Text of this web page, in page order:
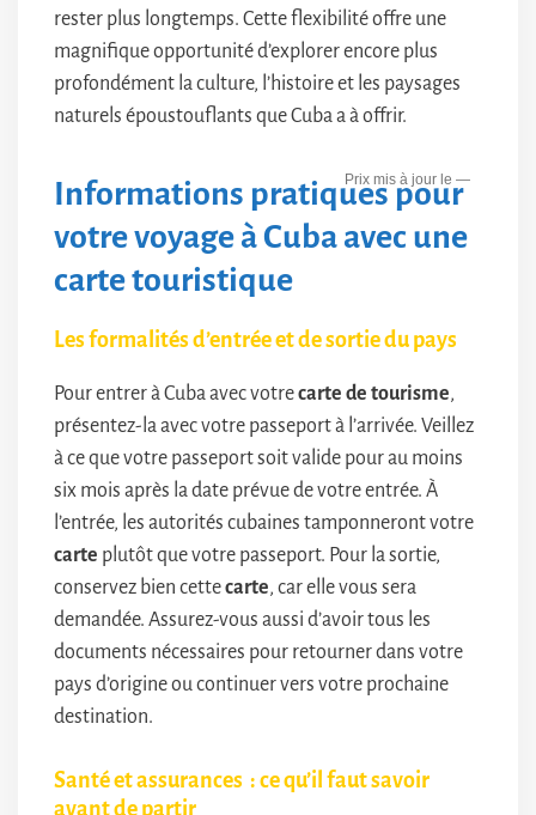
rester plus longtemps. Cette flexibilité offre une
magnifique opportunité d’explorer encore plus
profondément la culture, l’histoire et les paysages
naturels époustouflants que Cuba a à offrir.
—
Informations pratiques pour
votre voyage à Cuba avec une
carte touristique
Les formalités d’entrée et de sortie du pays
Pour entrer à Cuba avec votrecarte de tourisme,
présentez-la avec votre passeport à l’arrivée. Veillez
à ce que votre passeport soit valide pour au moins
six mois après la date prévue de votre entrée. À
l’entrée, les autorités cubaines tamponneront votre
carte plutôt que votre passeport. Pour la sortie,
conservez bien cettecarte, car elle vous sera
demandée. Assurez-vous aussi d’avoir tous les
documents nécessaires pour retourner dans votre
pays d’origine ou continuer vers votre prochaine
destination.
Santé et assurances : ce qu’il faut savoir
avant de partir